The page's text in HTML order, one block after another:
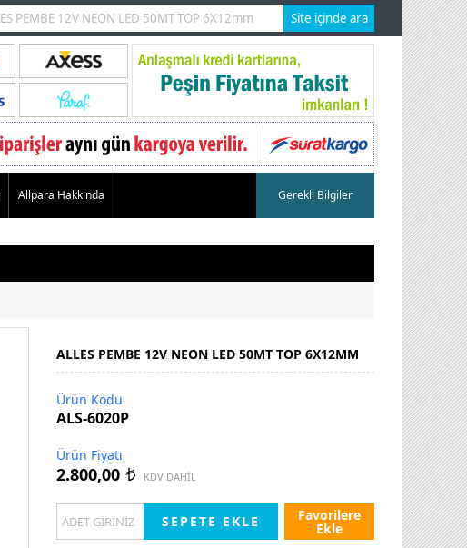
Allpara Hakkında Gerekli Bilgiler
ALLES PEMBE 12V NEON LED 50MT TOP 6X12MM
Ürün Kodu
ALS-6020P
Ürün Fiyatı
2.800,00 t KDV DAHİL
Favorilere
Ekle